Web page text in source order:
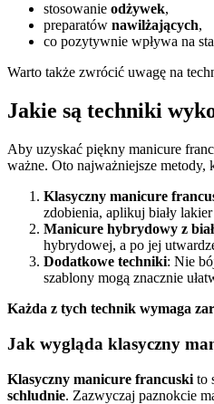
stosowanie odżywek,
preparatów nawilżających,
co pozytywnie wpływa na
Warto także zwrócić uwagę na
Jakie są techniki
Aby uzyskać piękny manicure
ważne. Oto najważniejsze metody,
Klasyczny manicure
zdobienia, aplikuj biały
Manicure hybrydowy z
hybrydowej, a po jej
Dodatkowe techniki: Nie
szablony mogą znacznie
Każda z tych technik wymaga
Jak wygląda klasyczny
Klasyczny manicure francuski to
schludnie. Zazwyczaj paznokcie